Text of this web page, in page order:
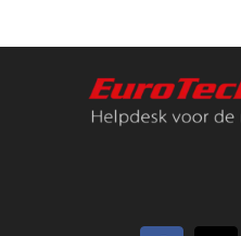
5,0M
aantal